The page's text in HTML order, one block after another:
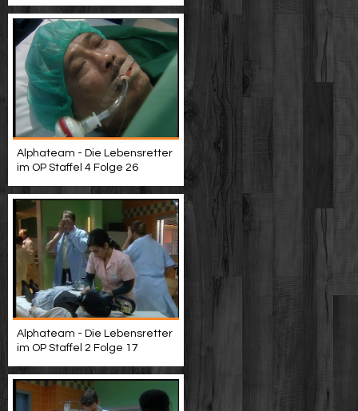
Alphateam - Die Lebensretter
im OP Staffel 4 Folge 26
Alphateam - Die Lebensretter
im OP Staffel 2 Folge 17